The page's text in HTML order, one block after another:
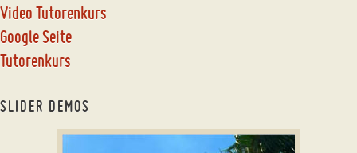
Video Tutorenkurs
Google Seite
Tutorenkurs
SLIDER DEMOS